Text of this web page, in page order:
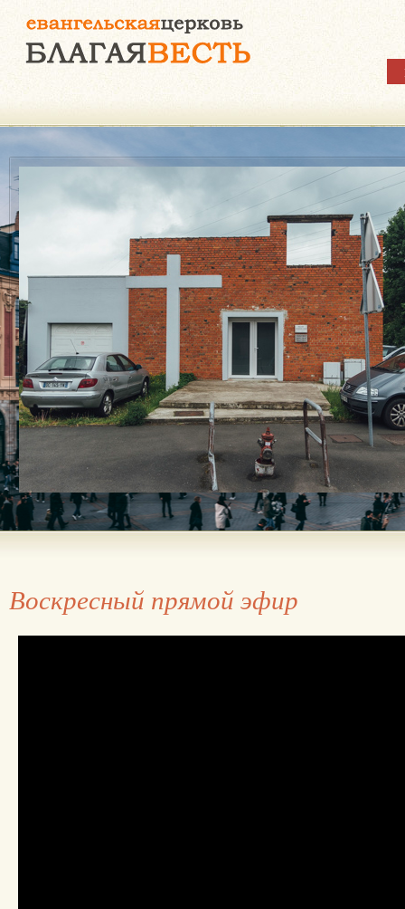
Молитвенная
У каждого из нас бывают
жизни. Но есть Тот, Кто знает
вопрос; Тот, Кто неравнодушен к
происходит в твоём сердце.Как
твою просьбу о помощи, наша
команда от сердца станет
Богу.
Подробнее...
Воскресный прямой эфир